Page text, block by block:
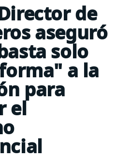
de
aseguró
solo
a la
para
el